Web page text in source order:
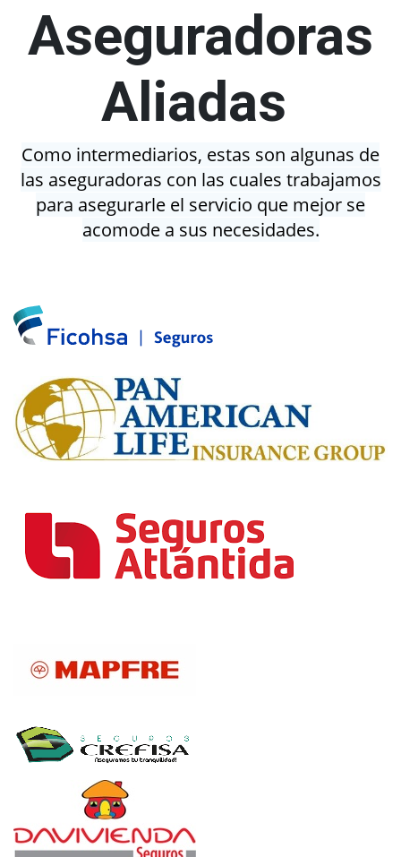
Aseguradoras
Aliadas
Como intermediarios, estas son algunas de
las aseguradoras con las cuales trabajamos
para asegurarle el servicio que mejor se
acomode a sus necesidades.